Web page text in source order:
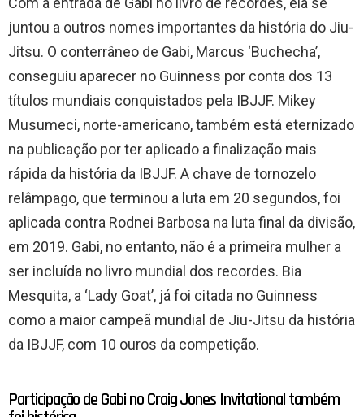
juntou a outros nomes importantes da história do Jiu-
Jitsu. O conterrâneo de Gabi, Marcus ‘Buchecha’,
conseguiu aparecer no Guinness por conta dos 13
títulos mundiais conquistados pela IBJJF. Mikey
Musumeci, norte-americano, também está eternizado
na publicação por ter aplicado a finalização mais
rápida da história da IBJJF. A chave de tornozelo
relâmpago, que terminou a luta em 20 segundos, foi
aplicada contra Rodnei Barbosa na luta final da divisão,
em 2019. Gabi, no entanto, não é a primeira mulher a
ser incluída no livro mundial dos recordes. Bia
Mesquita, a ‘Lady Goat’, já foi citada no Guinness
como a maior campeã mundial de Jiu-Jitsu da história
da IBJJF, com 10 ouros da competição.
Participação de Gabi no Craig Jones Invitational também